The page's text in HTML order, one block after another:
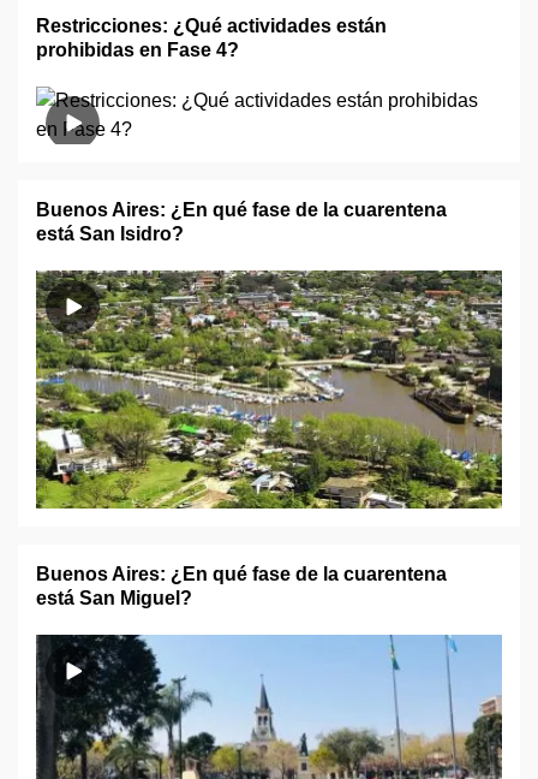
Restricciones: ¿Qué actividades están
prohibidas en Fase 4?
Buenos Aires: ¿En qué fase de la cuarentena
está San Isidro?
Buenos Aires: ¿En qué fase de la cuarentena
está San Miguel?